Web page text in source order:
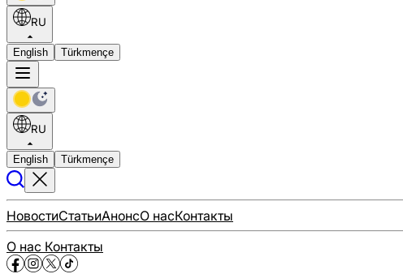
RU
English Türkmençe
RU
English Türkmençe
НовостиСтатьиАнонсО насКонтакты
О нас Контакты